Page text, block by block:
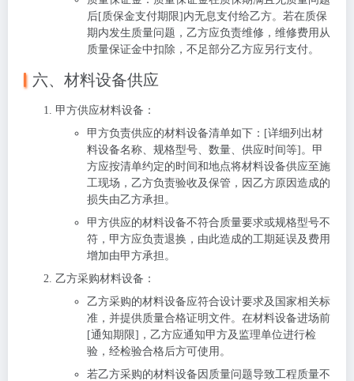
后[质保金支付期限]内无息支付给乙方。若在质保
期内发生质量问题，乙方应负责维修，维修费用从
质量保证金中扣除，不足部分乙方应另行支付。
六、材料设备供应
甲方供应材料设备 ：
甲方负责供应的材料设备清单如下：[详细列出材
料设备名称、规格型号、数量、供应时间等]。甲
方应按清单约定的时间和地点将材料设备供应至施
工现场，乙方负责验收及保管，因乙方原因造成的
损失由乙方承担。
甲方供应的材料设备不符合质量要求或规格型号不
符，甲方应负责退换，由此造成的工期延误及费用
增加由甲方承担。
乙方采购材料设备 ：
乙方采购的材料设备应符合设计要求及国家相关标
准，并提供质量合格证明文件。在材料设备进场前
[通知期限]，乙方应通知甲方及监理单位进行检
验，经检验合格后方可使用。
若乙方采购的材料设备因质量问题导致工程质量不